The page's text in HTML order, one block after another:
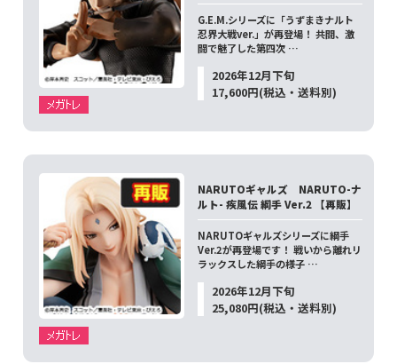
G.E.M.シリーズに「うずまきナルト
忍界大戦ver.」が再登場！ 共闘、激
闘で魅了した第四次 …
2026年12月下旬
17,600円(税込・送料別)
NARUTOギャルズ NARUTO-ナ
ルト- 疾風伝 綱手 Ver.2 【再販】
NARUTOギャルズシリーズに綱手
Ver.2が再登場です！ 戦いから離れリ
ラックスした綱手の様子 …
2026年12月下旬
25,080円(税込・送料別)